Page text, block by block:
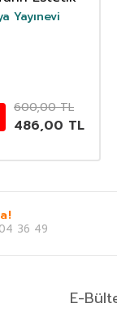
Yayınevi
600,00TL
486,00 TL
36 49
E-